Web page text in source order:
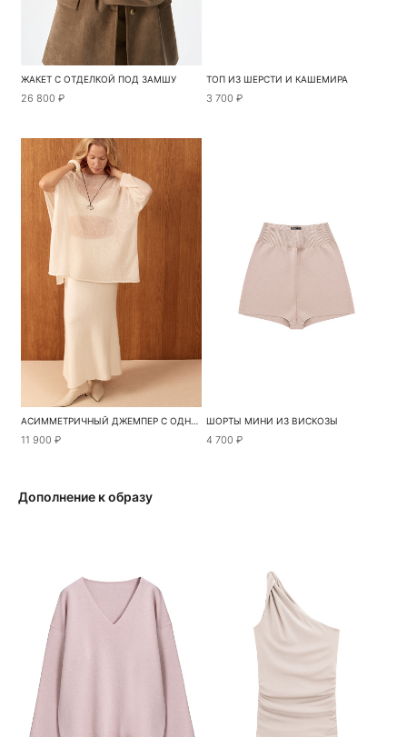
ЖАКЕТ С ОТДЕЛКОЙ ПОД ЗАМШУ
26 800 ₽
ТОП ИЗ ШЕРСТИ И КАШЕМИРА
3 700 ₽
АСИММЕТРИЧНЫЙ ДЖЕМПЕР С ОДНИМ РУКАВОМ
11 900 ₽
ШОРТЫ МИНИ ИЗ ВИСКОЗЫ
4 700 ₽
Дополнение к образу